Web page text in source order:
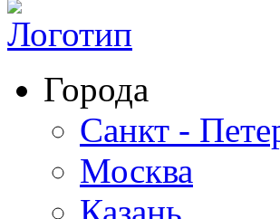
Города
Санкт -
Москва